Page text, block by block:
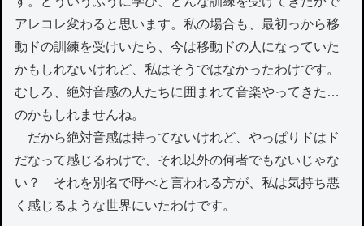
アレコレ変わると思います。私の場合も、最初っから移
動ドの訓練を受けいたら、今は移動ドの人になっていた
かもしれないけれど、私はそうではなかったわけです。
むしろ、絶対音感の人たちに囲まれて音楽やってきた…
のかもしれませんね。
だから絶対音感は持ってないけれど、やっぱりドはド
だなって感じるわけで、それ以外の何者でもないじゃな
い？ それを別名で呼べと言われる方が、私は気持ち悪
く感じるような世界にいたわけです。